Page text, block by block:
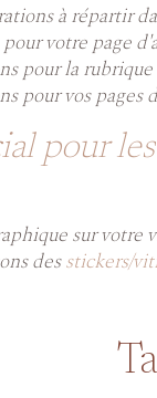
à répartir
votre page
pour la rubrique
pour vos pages
pour
sur votre
desstickers/